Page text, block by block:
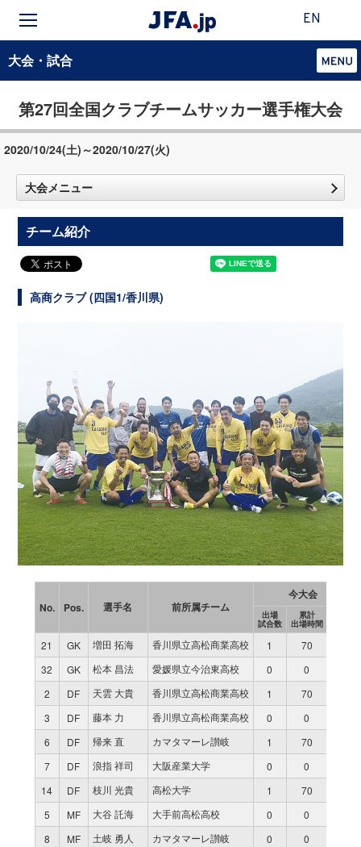
EN
大会・試合
第27回全国クラブチームサッカー選手権大会
2020/10/24(土)～2020/10/27(火)
大会メニュー
チーム紹介
高商クラブ (四国1/香川県)
No. Pos. 選手名 前所属チーム
今大会
出場
試合数
累計
出場時間
21 GK 増田 拓海 香川県立高松商業高校 1 70
32
GK 松本 昌法 愛媛県立今治東高校 0 0
2
DF 天雲 大貴 香川県立高松商業高校 1 70
3
DF 藤本 力 香川県立高松商業高校 0 0
6
DF 帰来 直 カマタマーレ讃岐 1 70
7
DF 浪指 祥司 大阪産業大学 0 0
14
DF 枝川 光貴 高松大学 1 70
5
MF 大谷 託海 大手前高松高校 0 0
8
MF 土岐 勇人 カマタマーレ讃岐 0 0